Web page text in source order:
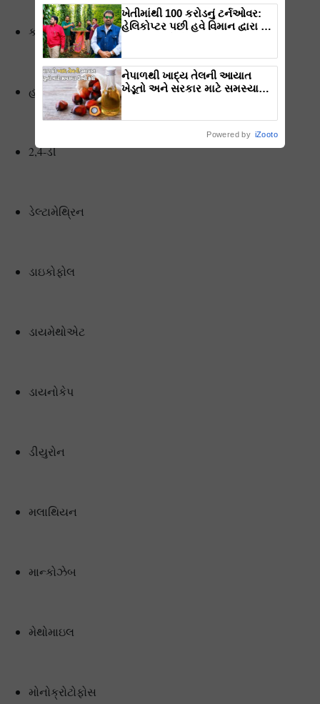
કાર્બોફ્યુરાન
હરિતદ્રવ્ય
2,4-ડી
ડેલ્ટામેથ્રિન
ડાઇકોફોલ
ડાયમેથોએટ
ડાયનોકેપ
ડીયુરોન
મલાથિયન
માન્કોઝેબ
મેથોમાઇલ
મોનોક્રોટોફોસ
ખેતીમાંથી 100 કરોડનું ટર્નઓવર:
હેલિકોપ્ટર પછી હવે વિમાન દ્વારા કૃષિ
નેપાળથી ખાદ્ય તેલની આયાત
ખેડૂતો અને સરકાર માટે સમસ્યા
Powered by iZooto